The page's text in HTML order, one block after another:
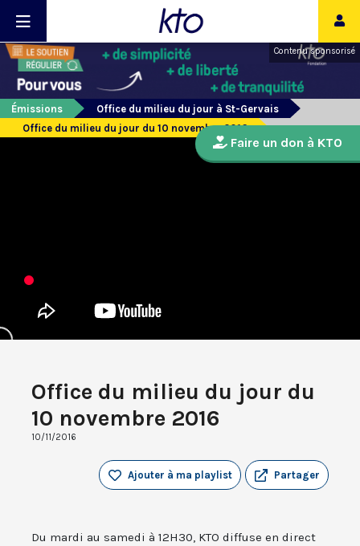
Contenu sponsorisé
Émissions
Office du milieu du jour à St-Gervais
Office du milieu du jour du 10 novembre 2016
Office du milieu du jour du
10 novembre 2016
10/11/2016
Partager
Ajouter à ma playlist
Du mardi au samedi à 12H30, KTO diffuse en direct
Faire un don à KTO